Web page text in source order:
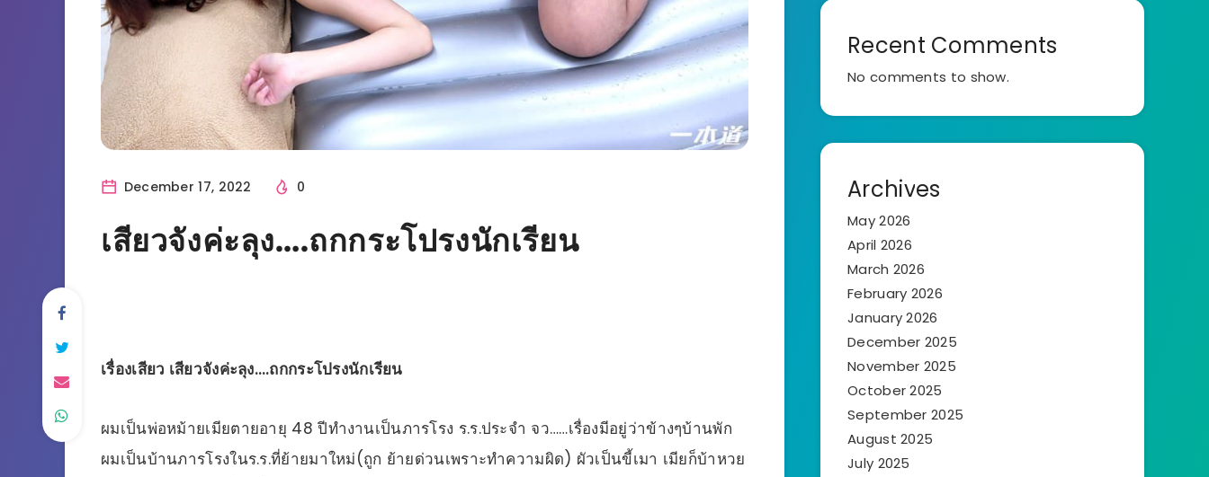
December 17, 2022 0
เสียวจังค่ะลุง….ถกกระโปรงนักเรียน
เรื่องเสียว เสียวจังค่ะลุง….ถกกระโปรงนักเรียน
ผมเป็นพ่อหม้ายเมียตายอายุ 48 ปีทำงานเป็นภารโรง ร.ร.ประจำ จว……เรื่องมีอยู่ว่าข้างๆบ้านพัก
ผมเป็นบ้านภารโรงในร.ร.ที่ย้ายมาใหม่(ถูก ย้ายด่วนเพราะทำความผิด) ผัวเป็นขี้เมา เมียก็บ้าหวย
Recent Comments
No comments to show.
Archives
May 2026
April 2026
March 2026
February 2026
January 2026
December 2025
November 2025
October 2025
September 2025
August 2025
July 2025